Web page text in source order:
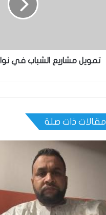
تمويل مشاريع الشباب في
مقالات ذات صلة